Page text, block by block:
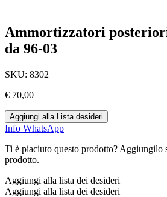
Ammortizzatori
da 96-03
SKU: 8302
€ 70,00
Aggiungi alla Lista desideri
Info WhatsApp
Ti è piaciuto questo prodotto? Aggiungilo
prodotto.
Aggiungi alla lista dei desideri
Aggiungi alla lista dei desideri